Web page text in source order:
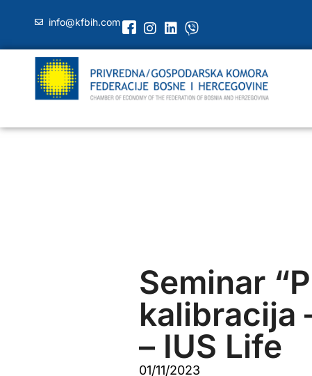
info@kfbih.com
Seminar
kalibracija
– IUS Life
01/11/2023